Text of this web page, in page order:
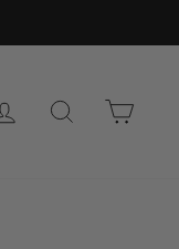
EINLOGGEN
SUCHE